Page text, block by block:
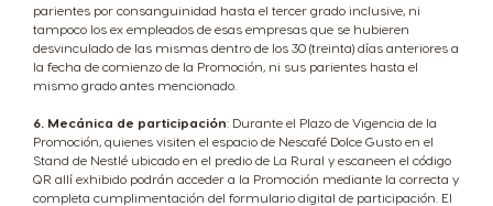
parientes por consanguinidad hasta el tercer grado inclusive, ni
tampoco los ex empleados de esas empresas que se hubieren
desvinculado de las mismas dentro de los 30 (treinta) días anteriores a
la fecha de comienzo de la Promoción, ni sus parientes hasta el
mismo grado antes mencionado.
6. Mecánica de participación: Durante el Plazo de Vigencia de la
Promoción, quienes visiten el espacio de Nescafé Dolce Gusto en el
Stand de Nestlé ubicado en el predio de La Rural y escaneen el código
QR allí exhibido podrán acceder a la Promoción mediante la correcta y
completa cumplimentación del formulario digital de participación. El